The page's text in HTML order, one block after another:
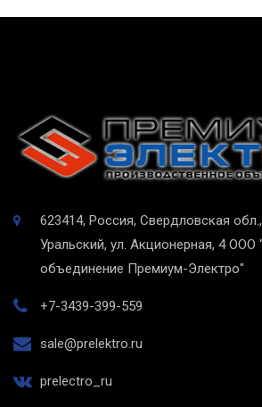
623414, Россия, Свердловская
Уральский, ул. Акционерная, 4 ООО
объединение Премиум-Электро"
+7-3439-399-559
sale@prelektro.ru
prelectro_ru